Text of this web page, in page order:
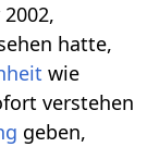
hatte,
wie
verstehen
geben,